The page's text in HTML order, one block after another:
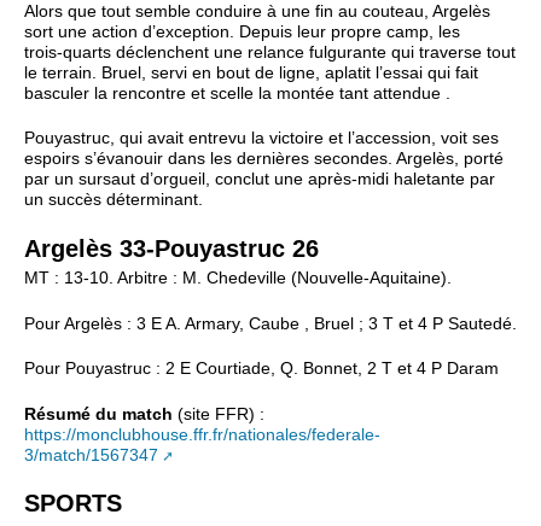
Alors que tout semble conduire à une fin au couteau, Argelès
sort une action d’exception. Depuis leur propre camp, les
trois‑quarts déclenchent une relance fulgurante qui traverse tout
le terrain. Bruel, servi en bout de ligne, aplatit l’essai qui fait
basculer la rencontre et scelle la montée tant attendue .
Pouyastruc, qui avait entrevu la victoire et l’accession, voit ses
espoirs s’évanouir dans les dernières secondes. Argelès, porté
par un sursaut d’orgueil, conclut une après‑midi haletante par
un succès déterminant.
Argelès 33-Pouyastruc 26
MT : 13-10. Arbitre : M. Chedeville (Nouvelle-Aquitaine).
Pour Argelès : 3 E A. Armary, Caube , Bruel ; 3 T et 4 P Sautedé.
Pour Pouyastruc : 2 E Courtiade, Q. Bonnet, 2 T et 4 P Daram
Résumé du match (site FFR) :
https://monclubhouse.ffr.fr/nationales/federale-
3/match/1567347
SPORTS